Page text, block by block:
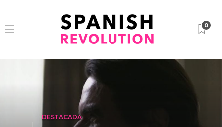
0
DESTACADA